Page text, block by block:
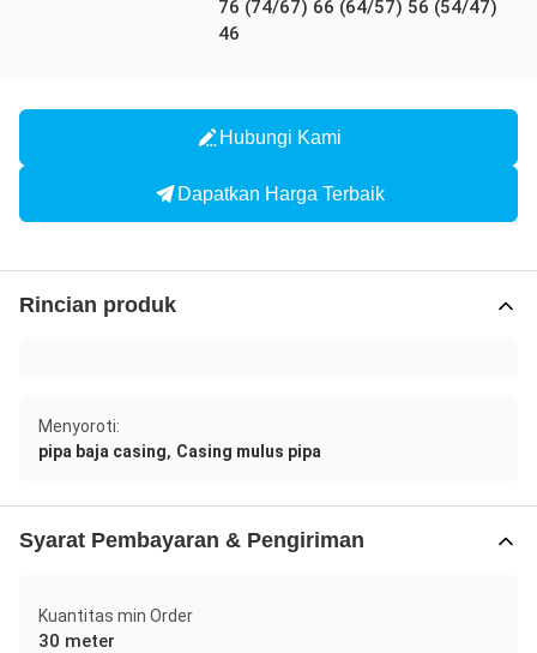
76 (74/67) 66 (64/57) 56 (54/47)
46
Hubungi Kami
Dapatkan Harga Terbaik
Rincian produk
Menyoroti:
pipa baja casing, Casing mulus pipa
Syarat Pembayaran & Pengiriman
Kuantitas min Order
30 meter